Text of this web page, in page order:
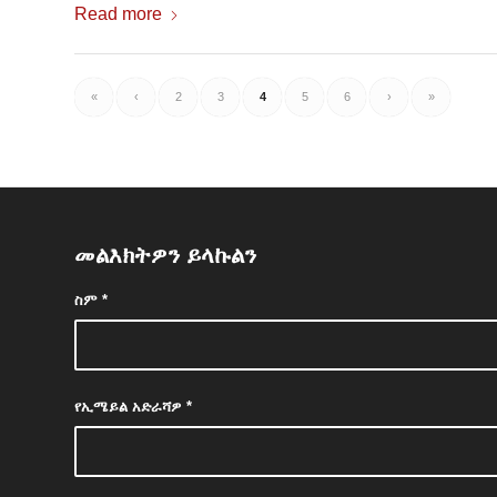
Read more
« ‹ 2 3 4 5 6 › »
መልእክትዎን ይላኩልን
ስም *
የኢሜይል አድራሻዎ *